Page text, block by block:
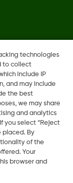
Wijzig Regio
technologies
to collect
include IP
and may include
the best
we may share
and analytics
you select “Reject
placed. By
of the
Your
browser and